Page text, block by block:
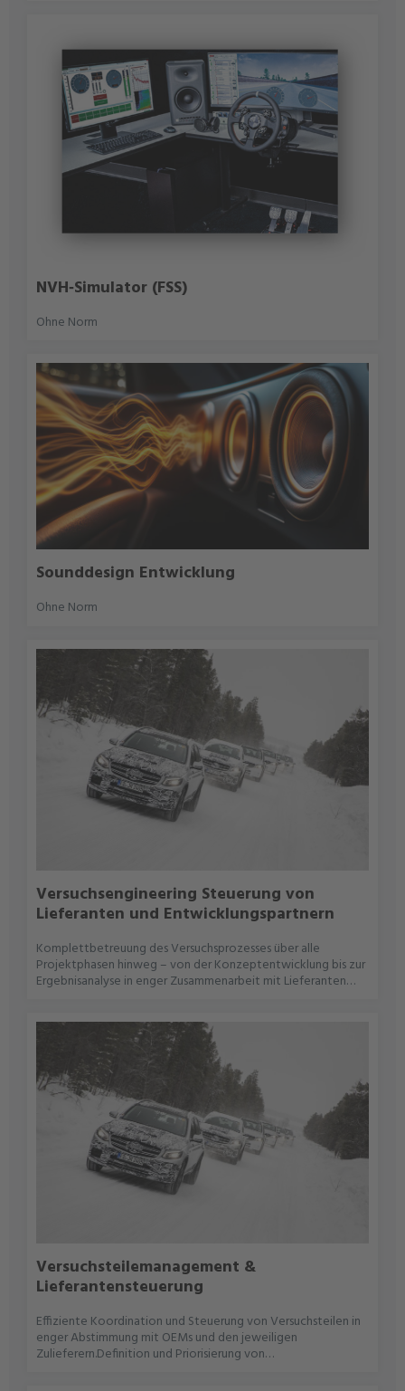
NVH‑Simulator (FSS)
Ohne Norm
Sounddesign Entwicklung
Ohne Norm
Versuchsengineering Steuerung von
Lieferanten und Entwicklungspartnern
Komplettbetreuung des Versuchsprozesses über alle
Projektphasen hinweg – von der Konzeptentwicklung bis zur
Ergebnisanalyse in enger Zusammenarbeit mit Lieferanten
von Review-Workshops mit Kunde und Lieferanten sowie
Lessons LearnedAuswertung von Messdaten mit EDAG-
internen Tools und OEM-spezifischen
AuswertesystemenErstellung detaillierter Zeitpläne unter
Berücksichtigung von Prüfstandverfügbarkeiten und
LieferterminenDurchführung von Kick-off-Meetings zur
Abstimmung von Rollen, Verantwortlichkeiten und
ZeitplänenErarbeitung technischer Zielsetzungen und
Versuchsinhalte gemeinsam mit dem Kunden und Lieferanten
Versuchsteilemanagement &
Lieferantensteuerung
Effiziente Koordination und Steuerung von Versuchsteilen in
enger Abstimmung mit OEMs und den jeweiligen
Zulieferern.Definition und Priorisierung von